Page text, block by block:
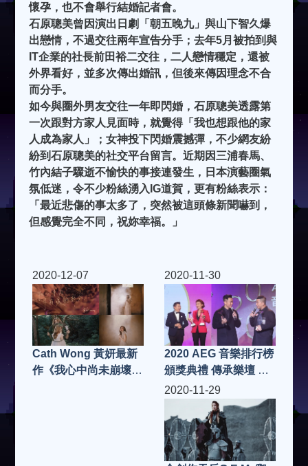
懷孕，也不會舉行結婚記者會。
石原聰美曾因演出日劇「朝五晚九」與山下智久爆
出戀情，不過交往兩年宣告分手；去年5月被拍到與
IT企業的社長前田裕二交往，二人戀情穩定，還被
外界看好，並多次傳出婚訊，但後來傳因理念不合
而分手。
如今與圈外男友交往一年即閃婚，石原聰美透露第
一次跟對方家人見面時，就覺得「我也想跟他的家
人成為家人」；女神投下閃婚震撼彈，不少網友紛
紛到石原聰美的社交平台留言。近期因三浦春馬、
竹內結子驟逝不愉快的事接連發生，日本演藝圈氣
氛低迷，令不少粉絲湧入IG道賀，更有粉絲表示：
「最近悲傷的事太多了，突然被這頭條新聞嚇到，
但感覺完全不同，祝妳幸福。」
2020-12-07
Cath Wong 黃妍最新
作《我心中尚未崩壞的
2020-11-30
2020 AEG 音樂排行榜
頒獎典禮 傳承樂壇 嘉
許歌手音樂人
2020-11-29